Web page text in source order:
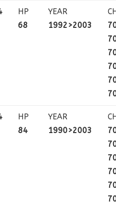
HP
68
YEAR
1992>2003
HP
84
YEAR
1990>2003